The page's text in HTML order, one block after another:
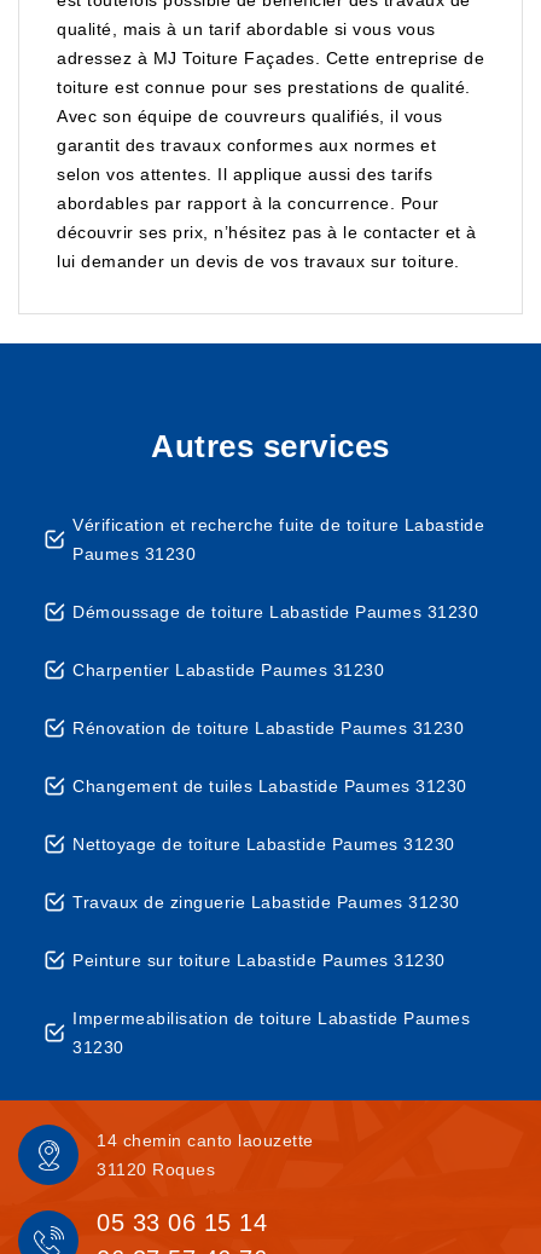
qualité, mais à un tarif abordable si vous vous
adressez à MJ Toiture Façades. Cette entreprise de
toiture est connue pour ses prestations de qualité.
Avec son équipe de couvreurs qualifiés, il vous
garantit des travaux conformes aux normes et
selon vos attentes. Il applique aussi des tarifs
abordables par rapport à la concurrence. Pour
découvrir ses prix, n’hésitez pas à le contacter et à
lui demander un devis de vos travaux sur toiture.
Autres services
Vérification et recherche fuite de toiture Labastide
Paumes 31230
Démoussage de toiture Labastide Paumes 31230
Charpentier Labastide Paumes 31230
Rénovation de toiture Labastide Paumes 31230
Changement de tuiles Labastide Paumes 31230
Nettoyage de toiture Labastide Paumes 31230
Travaux de zinguerie Labastide Paumes 31230
Peinture sur toiture Labastide Paumes 31230
Impermeabilisation de toiture Labastide Paumes
31230
14 chemin canto laouzette
31120 Roques
05 33 06 15 14